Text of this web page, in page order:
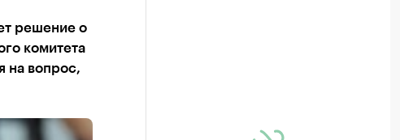
решение о
комитета
на вопрос,